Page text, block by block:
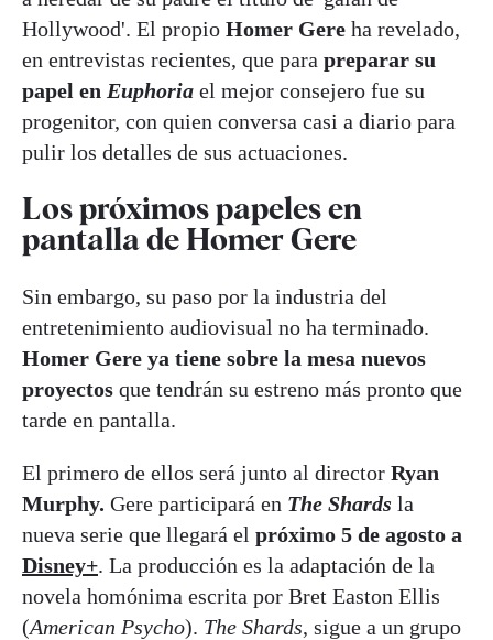
Hollywood'. El propio Homer Gere ha revelado,
en entrevistas recientes, que para preparar su
papel en Euphoria el mejor consejero fue su
progenitor, con quien conversa casi a diario para
pulir los detalles de sus actuaciones.
Los próximos papeles en
pantalla de Homer Gere
Sin embargo, su paso por la industria del
entretenimiento audiovisual no ha terminado.
Homer Gere ya tiene sobre la mesa nuevos
proyectos que tendrán su estreno más pronto que
tarde en pantalla.
El primero de ellos será junto al director Ryan
Murphy. Gere participará en The Shards la
nueva serie que llegará el próximo 5 de agosto a
Disney+. La producción es la adaptación de la
novela homónima escrita por Bret Easton Ellis
(American Psycho). The Shards, sigue a un grupo